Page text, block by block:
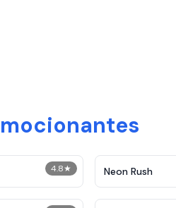
4.8★ Neon Rush